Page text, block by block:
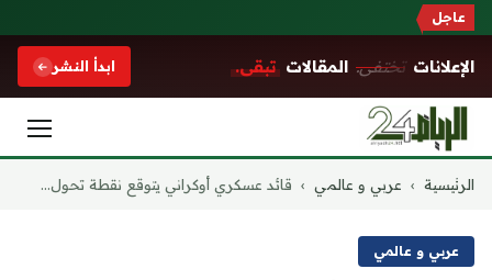
عاجل
الإعلانات تختفي. المقالات تبقى. ابدأ النشر
التجاوز
الرئيسية › عربي و عالمي › قائد عسكري أوكراني يتوقع نقطة تحول...
عربي و عالمي